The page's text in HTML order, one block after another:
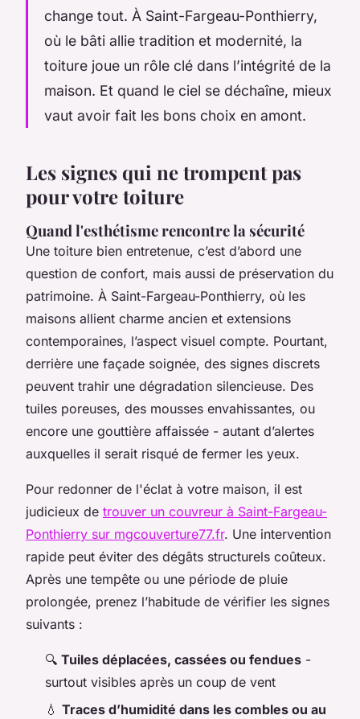
change tout. À Saint-Fargeau-Ponthierry,
où le bâti allie tradition et modernité, la
toiture joue un rôle clé dans l’intégrité de la
maison. Et quand le ciel se déchaîne, mieux
vaut avoir fait les bons choix en amont.
Les signes qui ne trompent pas
pour votre toiture
Quand l'esthétisme rencontre la sécurité
Une toiture bien entretenue, c’est d’abord une
question de confort, mais aussi de préservation du
patrimoine. À Saint-Fargeau-Ponthierry, où les
maisons allient charme ancien et extensions
contemporaines, l’aspect visuel compte. Pourtant,
derrière une façade soignée, des signes discrets
peuvent trahir une dégradation silencieuse. Des
tuiles poreuses, des mousses envahissantes, ou
encore une gouttière affaissée - autant d’alertes
auxquelles il serait risqué de fermer les yeux.
Pour redonner de l'éclat à votre maison, il est
judicieux de trouver un couvreur à Saint-Fargeau-
Ponthierry sur mgcouverture77.fr. Une intervention
rapide peut éviter des dégâts structurels coûteux.
Après une tempête ou une période de pluie
prolongée, prenez l’habitude de vérifier les signes
suivants :
🔍 Tuiles déplacées, cassées ou fendues -
surtout visibles après un coup de vent
💧 Traces d’humidité dans les combles ou au